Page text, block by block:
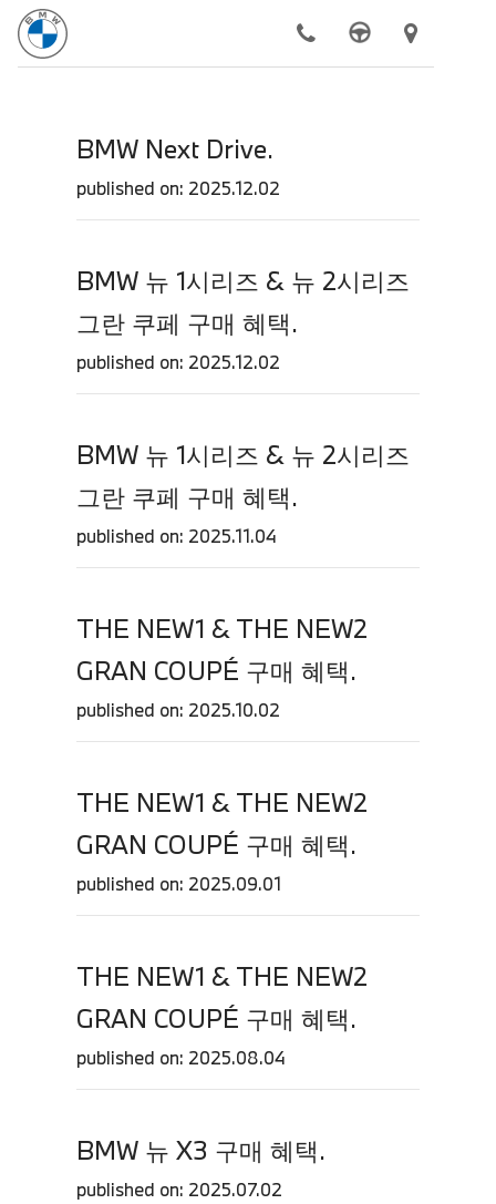
전기차BMW Next Drive.
published on: 2025.12.02
BMW 뉴 1시리즈 & 뉴 2시리즈
그란 쿠페 구매 혜택.
published on: 2025.12.02
BMW 뉴 1시리즈 & 뉴 2시리즈
그란 쿠페 구매 혜택.
published on: 2025.11.04
THE NEW1 & THE NEW2
GRAN COUPÉ 구매 혜택.
published on: 2025.10.02
THE NEW1 & THE NEW2
GRAN COUPÉ 구매 혜택.
published on: 2025.09.01
THE NEW1 & THE NEW2
GRAN COUPÉ 구매 혜택.
published on: 2025.08.04
BMW 뉴 X3 구매 혜택.
published on: 2025.07.02